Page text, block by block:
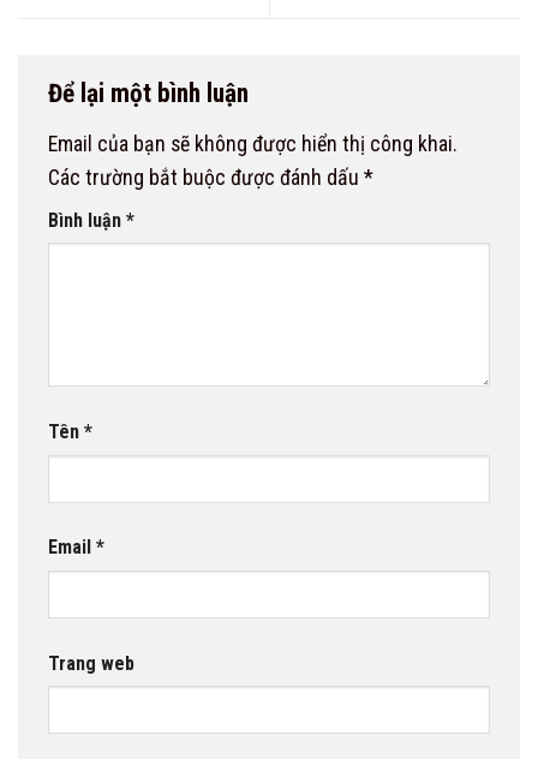
Để lại một bình luận
Email của bạn sẽ không được hiển thị công khai.
Các trường bắt buộc được đánh dấu *
Bình luận *
Tên *
Email *
Trang web